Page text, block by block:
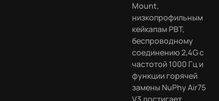
Mount,
низкопрофильным
кейкапам PBT,
беспроводному
соединению 2,4G с
частотой 1000 Гц и
функции горячей
замены NuPhy Air75